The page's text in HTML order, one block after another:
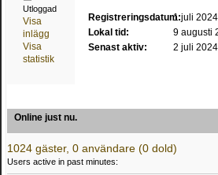
Utloggad
Visa
inlägg
Visa
statistik
Registreringsdatum:1 juli
Lokal tid:
9 augusti
Senast aktiv:
2 juli
Online just nu.
1024 gäster, 0 användare (0 dold)
Users active in past minutes: